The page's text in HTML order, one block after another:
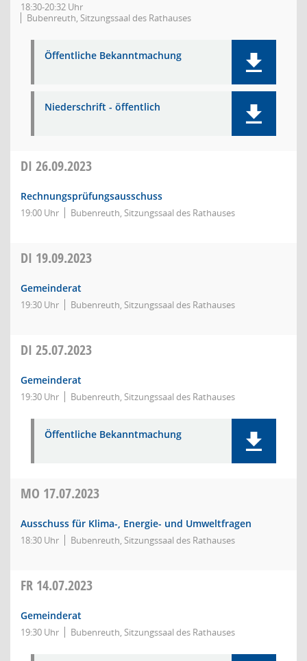
18:30-20:32 Uhr
Bubenreuth, Sitzungssaal des Rathauses
Öffentliche Bekanntmachung
Niederschrift - öffentlich
DI 26.09.2023
Rechnungsprüfungsausschuss
19:00 Uhr Bubenreuth, Sitzungssaal des Rathauses
DI 19.09.2023
Gemeinderat
19:30 Uhr Bubenreuth, Sitzungssaal des Rathauses
DI 25.07.2023
Gemeinderat
19:30 Uhr Bubenreuth, Sitzungssaal des Rathauses
Öffentliche Bekanntmachung
MO 17.07.2023
Ausschuss für Klima-, Energie- und Umweltfragen
18:30 Uhr Bubenreuth, Sitzungssaal des Rathauses
FR 14.07.2023
Gemeinderat
19:30 Uhr Bubenreuth, Sitzungssaal des Rathauses